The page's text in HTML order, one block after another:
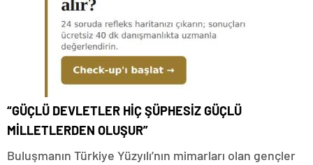
“GÜÇLÜ DEVLETLER HİÇ ŞÜPHESİZ GÜÇLÜ
MİLLETLERDEN OLUŞUR”
Buluşmanın Türkiye Yüzyılı’nın mimarları olan gençler